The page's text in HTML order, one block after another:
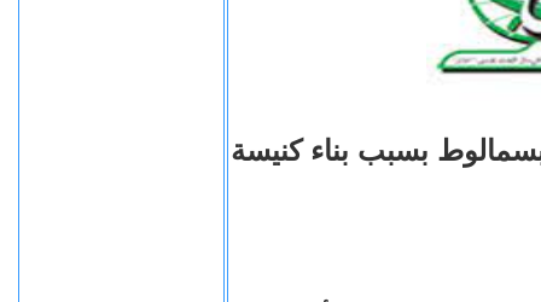
بسبب بناء كنيسة